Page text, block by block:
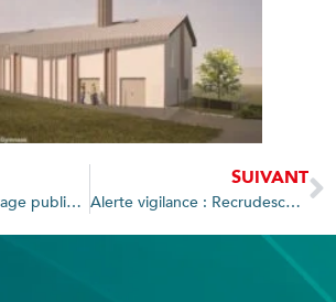
Lumière sur l’éclairage public : rénovation au cœur de deux sites emblématiques de la Ville d’Annecy
SUIVANT
Alerte vigilance : Recrudescence des vols de câbles de cuivre sur les réseaux d’éclairage public